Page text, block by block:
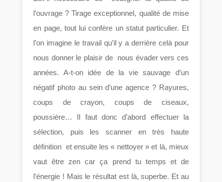
l’ouvrage ? Tirage exceptionnel, qualité de mise
en page, tout lui confère un statut particulier. Et
l’on imagine le travail qu’il y a derrière celà pour
nous donner le plaisir de nous évader vers ces
années. A-t-on idée de la vie sauvage d’un
négatif photo au sein d’une agence ? Rayures,
coups de crayon, coups de ciseaux,
poussière… Il faut donc d’abord effectuer la
sélection, puis les scanner en très haute
définition et ensuite les « nettoyer » et là, mieux
vaut être zen car ça prend tu temps et de
l’énergie ! Mais le résultat est là, superbe. Et au